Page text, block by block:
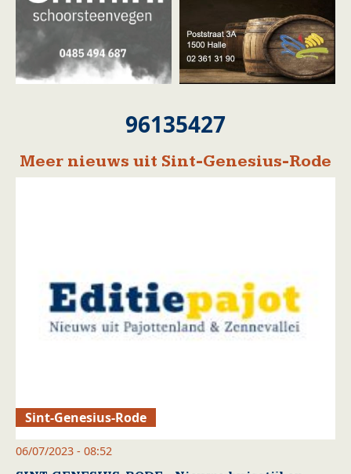
96135427
Meer nieuws uit Sint-Genesius-Rode
Sint-Genesius-Rode
06/07/2023 - 08:52